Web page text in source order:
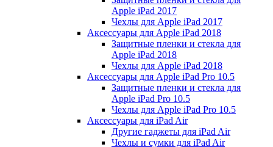
Apple iPad 2017
Чехлы для Apple iPad 2017
Аксессуары для Apple iPad 2018
Защитные пленки и стекла для
Apple iPad 2018
Чехлы для Apple iPad 2018
Аксессуары для Apple iPad Pro 10.5
Защитные пленки и стекла для
Apple iPad Pro 10.5
Чехлы для Apple iPad Pro 10.5
Аксессуары для iPad Air
Другие гаджеты для iPad Air
Чехлы и сумки для iPad Air